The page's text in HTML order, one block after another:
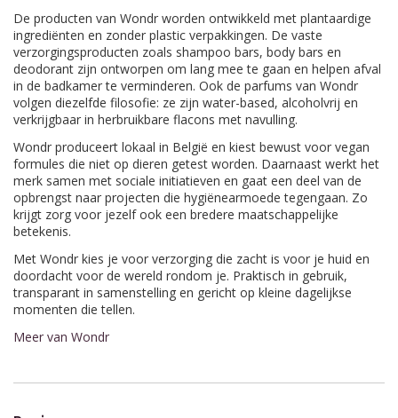
De producten van Wondr worden ontwikkeld met plantaardige
ingrediënten en zonder plastic verpakkingen. De vaste
verzorgingsproducten zoals shampoo bars, body bars en
deodorant zijn ontworpen om lang mee te gaan en helpen afval
in de badkamer te verminderen. Ook de parfums van Wondr
volgen diezelfde filosofie: ze zijn water-based, alcoholvrij en
verkrijgbaar in herbruikbare flacons met navulling.
Wondr produceert lokaal in België en kiest bewust voor vegan
formules die niet op dieren getest worden. Daarnaast werkt het
merk samen met sociale initiatieven en gaat een deel van de
opbrengst naar projecten die hygiënearmoede tegengaan. Zo
krijgt zorg voor jezelf ook een bredere maatschappelijke
betekenis.
Met Wondr kies je voor verzorging die zacht is voor je huid en
doordacht voor de wereld rondom je. Praktisch in gebruik,
transparant in samenstelling en gericht op kleine dagelijkse
momenten die tellen.
Meer van Wondr